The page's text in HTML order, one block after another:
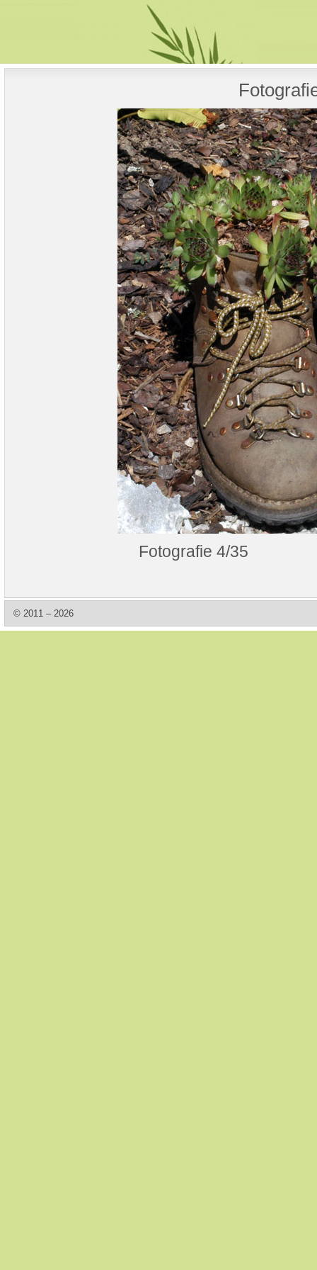
Fotografie 4/35
© 2011 – 2026